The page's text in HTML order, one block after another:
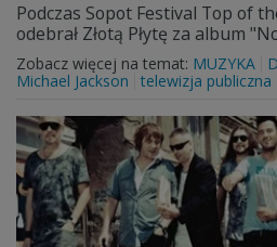
Podczas Sopot Festival Top of
odebrał Złotą Płytę za album
Zobacz więcej na temat: MUZYKA
Michael Jackson
telewizja publiczna